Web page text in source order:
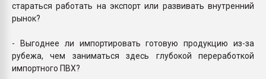
стараться работать на экспорт или развивать внутренний
рынок?
- Выгоднее ли импортировать готовую продукцию из-за
рубежа, чем заниматься здесь глубокой переработкой
импортного ПВХ?